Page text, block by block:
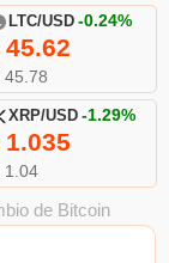
LTC/USD -0.24%
45.78
XRP/USD -1.29%
1.04
de Bitcoin